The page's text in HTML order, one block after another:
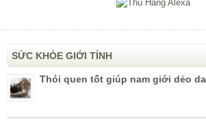
SỨC KHỎE GIỚI TÍNH
Thói quen tốt giúp nam giới dẻo